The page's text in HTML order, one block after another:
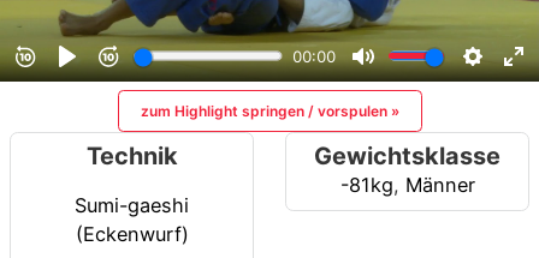
zum Highlight springen / vorspulen »
Technik
Sumi-gaeshi
(Eckenwurf)
Gewichtsklasse
-81kg, Männer